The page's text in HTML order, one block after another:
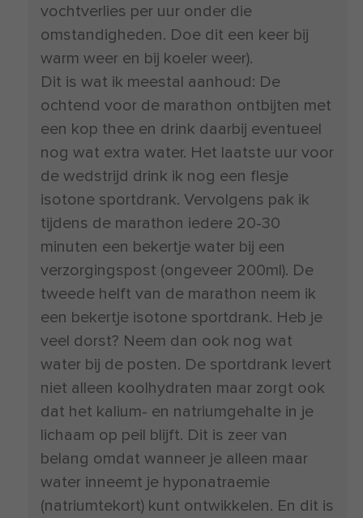
vochtverlies per uur onder die
omstandigheden. Doe dit een keer bij
warm weer en bij koeler weer).
Dit is wat ik meestal aanhoud: De
ochtend voor de marathon ontbijten met
een kop thee en drink daarbij eventueel
nog wat extra water. Het laatste uur voor
de wedstrijd drink ik nog een flesje
isotone sportdrank. Vervolgens pak ik
tijdens de marathon iedere 20-30
minuten een bekertje water bij een
verzorgingspost (ongeveer 200ml). De
tweede helft van de marathon neem ik
een bekertje isotone sportdrank. Heb je
veel dorst? Neem dan ook nog wat
water bij de posten. De sportdrank levert
niet alleen koolhydraten maar zorgt ook
dat het kalium- en natriumgehalte in je
lichaam op peil blijft. Dit is zeer van
belang omdat wanneer je alleen maar
water inneemt je hyponatraemie
(natriumtekort) kunt ontwikkelen. En dit is